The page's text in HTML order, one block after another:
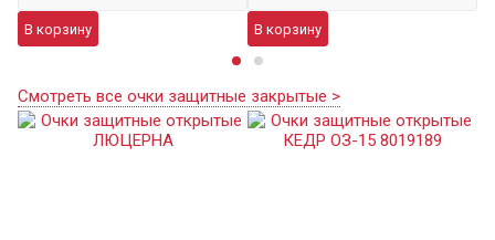
В корзину В корзину
Смотреть все очки защитные закрытые >